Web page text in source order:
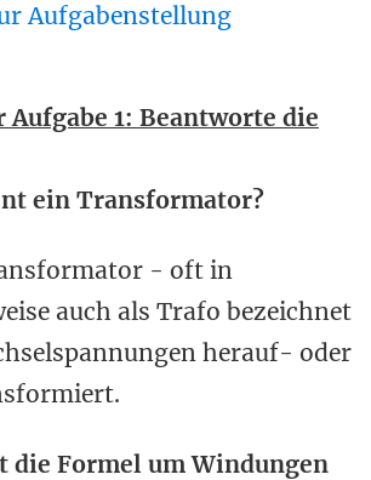
Aufgabenstellung
Aufgabe 1: Beantworte die
ein Transformator?
- oft in
auch als Trafo bezeichnet
herauf- oder
die Formel um Windungen